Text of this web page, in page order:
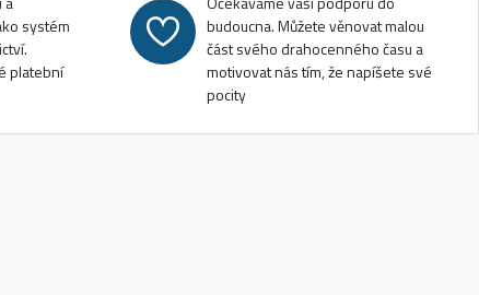
systém
platební
budoucna. Můžete věnovat malou
část svého drahocenného času a
motivovat nás tím, že napíšete své
pocity